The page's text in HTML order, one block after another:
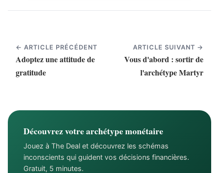
← ARTICLE PRÉCÉDENT
Adoptez une attitude de
gratitude
ARTICLE SUIVANT →
Vous d'abord : sortir de
l'archétype Martyr
Découvrez votre archétype monétaire
Jouez à The Deal et découvrez les schémas
inconscients qui guident vos décisions financières.
Gratuit, 5 minutes.